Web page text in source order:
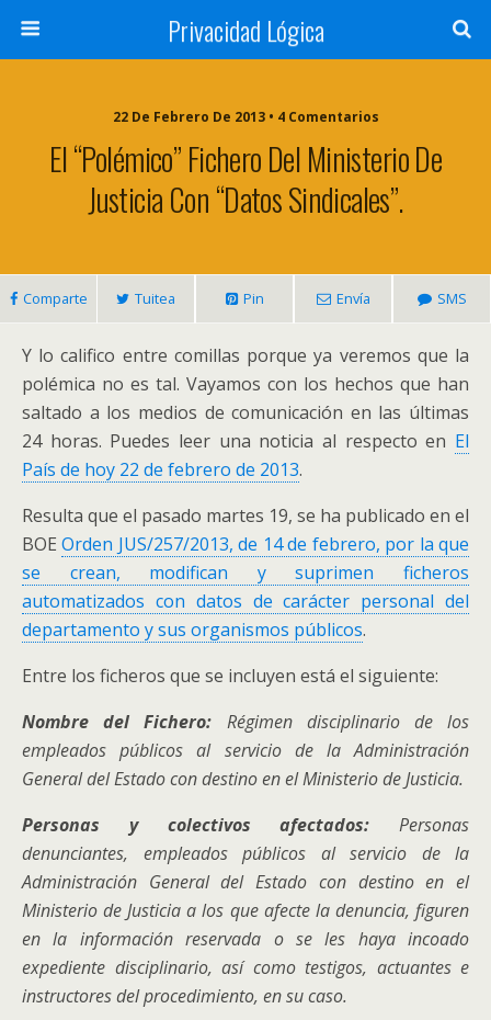
Privacidad Lógica
22 De Febrero De 2013 • 4 Comentarios
El “polémico” Fichero Del Ministerio De
Justicia Con “datos Sindicales”.
Comparte Tuitea Pin Envía SMS
Y lo califico entre comillas porque ya veremos que la
polémica no es tal. Vayamos con los hechos que han
saltado a los medios de comunicación en las últimas
24 horas. Puedes leer una noticia al respecto en El
País de hoy 22 de febrero de 2013.
Resulta que el pasado martes 19, se ha publicado en el
BOEOrden JUS/257/2013, de 14 de febrero, por la que
se crean, modifican y suprimen ficheros
automatizados con datos de carácter personal del
departamento y sus organismos públicos.
Entre los ficheros que se incluyen está el siguiente:
Nombre del Fichero: Régimen disciplinario de los
empleados públicos al servicio de la Administración
General del Estado con destino en el Ministerio de Justicia.
Personas y colectivos afectados: Personas
denunciantes, empleados públicos al servicio de la
Administración General del Estado con destino en el
Ministerio de Justicia a los que afecte la denuncia, figuren
en la información reservada o se les haya incoado
expediente disciplinario, así como testigos, actuantes e
instructores del procedimiento, en su caso.